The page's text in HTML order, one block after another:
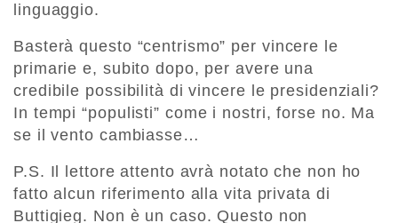
linguaggio.
Basterà questo “centrismo” per vincere le
primarie e, subito dopo, per avere una
credibile possibilità di vincere le presidenziali?
In tempi “populisti” come i nostri, forse no. Ma
se il vento cambiasse…
P.S. Il lettore attento avrà notato che non ho
fatto alcun riferimento alla vita privata di
Buttigieg. Non è un caso. Questo non